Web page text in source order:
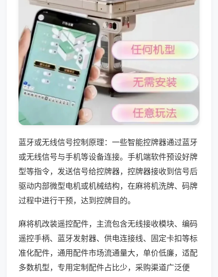
蓝牙或无线信号控制原理：一些智能控牌器通过蓝牙
或无线信号与手机等设备连接。手机端软件预设好牌
型等指令，发送信号给控牌器，控牌器接收到信号后
驱动内部微型电机或机械结构，在麻将机洗牌、码牌
过程中进行干预，达到控牌目的。
麻将机改装遥控配件，主流包含无线接收模块、编码
遥控手柄、蓝牙发射器、供电连接线、固定卡扣等标
准化配件，通用配件市场流通量大，单价低廉，适配
多数机型，专用定制配件占比少，采购渠道广泛便